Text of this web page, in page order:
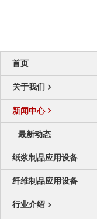
首页
关于我们
新闻中心
最新动态
纸浆制品应用设备
纤维制品应用设备
行业介绍